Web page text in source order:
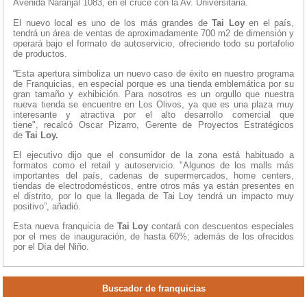
Avenida Naranjal 1083, en el cruce con la Av. Universitaria.
El nuevo local es uno de los más grandes de Tai Loyen el país,
tendrá un área de ventas de aproximadamente 700 m2 de dimensión y
operará bajo el formato de autoservicio, ofreciendo todo su portafolio
de productos.
“Esta apertura simboliza un nuevo caso de éxito en nuestro programa
de Franquicias, en especial porque es una tienda emblemática por su
gran tamaño y exhibición. Para nosotros es un orgullo que nuestra
nueva tienda se encuentre en Los Olivos, ya que es una plaza muy
interesante y atractiva por el alto desarrollo comercial que
tiene", recalcó Oscar Pizarro, Gerente de Proyectos Estratégicos
de Tai Loy.
El ejecutivo dijo que el consumidor de la zona está habituado a
formatos como el retail y autoservicio. "Algunos de los malls más
importantes del país, cadenas de supermercados, home centers,
tiendas de electrodomésticos, entre otros más ya están presentes en
el distrito, por lo que la llegada de Tai Loy tendrá un impacto muy
positivo”, añadió.
Esta nueva franquicia de Tai Loy contará con descuentos especiales
por el mes de inauguración, de hasta 60%; además de los ofrecidos
por el Día del Niño.
Buscador de franquicias